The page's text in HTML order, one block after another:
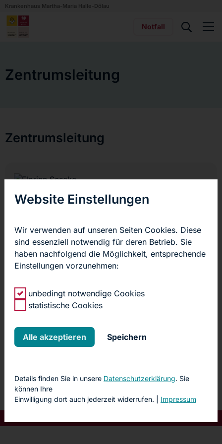
Krankenhaus Martha-Maria Halle-Dölau
Notfall
Zentrumsleitung
Zentrumsleitung
Florian Seseke
0345 559-1651
E-Mail schreiben
Website Einstellungen
Wir verwenden auf unseren Seiten Cookies. Diese
sind essenziell notwendig für deren Betrieb. Sie
haben nachfolgend die Möglichkeit, entsprechende
Einstellungen vorzunehmen:
unbedingt notwendige Cookies
statistische Cookies
Alle akzeptieren Speichern
Details finden Sie in unsere Datenschutzerklärung. Sie
können Ihre
Einwilligung dort auch jederzeit widerrufen. | Impressum